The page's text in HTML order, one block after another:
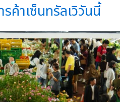
ค้าเซ็นทรัลเวิวันนี้